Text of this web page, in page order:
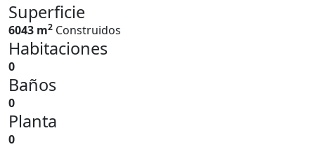
Superficie
6043 m2 Construidos
Habitaciones
0
Baños
0
Planta
0